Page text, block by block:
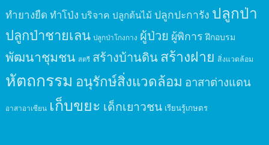
ทำยางยืด ทำโป่ง บริจาค ปลูกต้นไม้ ปลูกปะการัง ปลูกป่า
ปลูกป่าชายเลน ปลูกป่าโกงกาง ผู้ป่วย ผู้พิการ ฝึกอบรม
พัฒนาชุมชน สตรี สร้างบ้านดินสร้างฝาย สิ่งแวดล้อม
หัตถกรรม อนุรักษ์สิ่งแวดล้อม อาสาต่างแดน
อาสาอาเซียน เก็บขยะ เด็กเยาวชน เรียนรู้เกษตร